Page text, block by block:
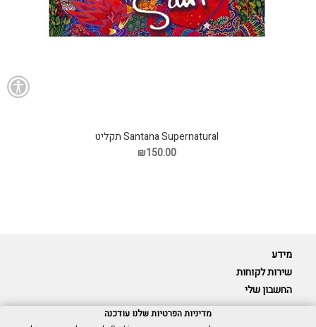
Santana Supernatural תקליט
₪150.00
מידע
שירות לקוחות
החשבון שלי
מדיניות הפרטיות שלנו עודכנה